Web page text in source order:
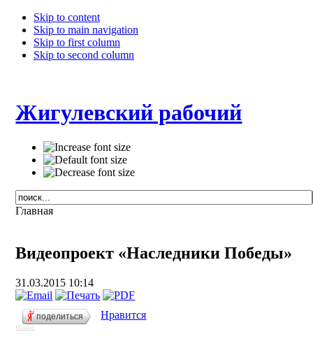
Skip to content
Skip to main navigation
Skip to first column
Skip to second column
Жигулевский рабочий
Главная
Видеопроект «Наследники Победы»
31.03.2015 10:14
поделиться Нравится
IT news